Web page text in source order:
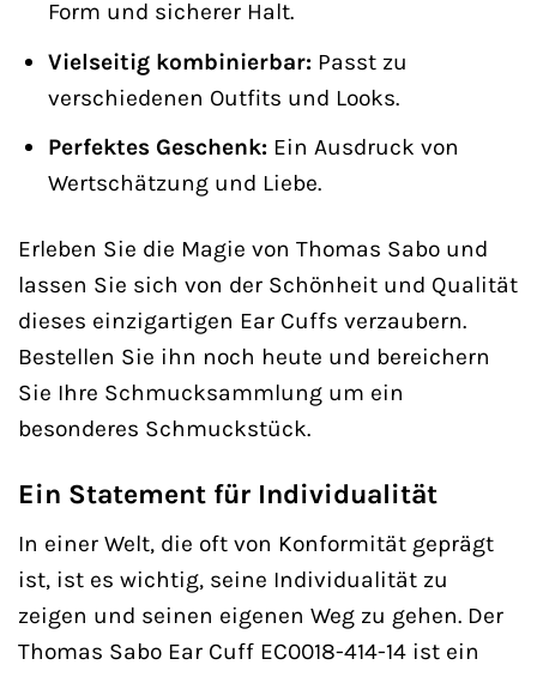
Form und sicherer Halt.
Vielseitig kombinierbar:Passt zu
verschiedenen Outfits und Looks.
Perfektes Geschenk:Ein Ausdruck von
Wertschätzung und Liebe.
Erleben Sie die Magie von Thomas Sabo und
lassen Sie sich von der Schönheit und Qualität
dieses einzigartigen Ear Cuffs verzaubern.
Bestellen Sie ihn noch heute und bereichern
Sie Ihre Schmucksammlung um ein
besonderes Schmuckstück.
Ein Statement für Individualität
In einer Welt, die oft von Konformität geprägt
ist, ist es wichtig, seine Individualität zu
zeigen und seinen eigenen Weg zu gehen. Der
Thomas Sabo Ear Cuff EC0018-414-14 ist ein